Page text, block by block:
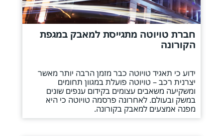
חברת טויוטה מתגייסת למאבק במגפת
הקורונה
ידוע כי תאגיד טויוטה כבר מזמן הרבה יותר מאשר
יצרנית רכב – טויוטה פועלת במגוון תחומים
ומשקיעה משאבים עצומים בקידום ענפים שונים
במשק ובעולם. לאחרונה פרסמה טויוטה כי היא
מפנה אמצעים למאבק בקורונה.